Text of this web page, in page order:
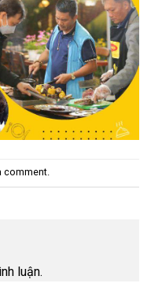
comment
luận.